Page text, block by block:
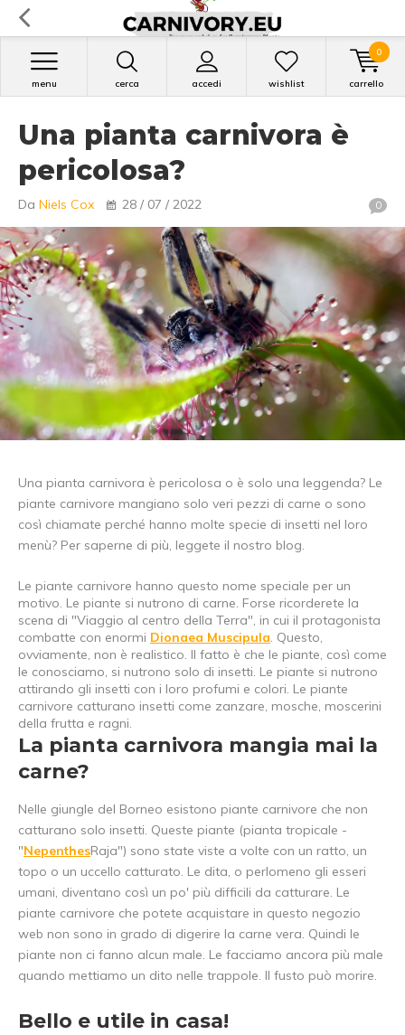
cerca accedi
menu wishlist carrello
0
Una pianta carnivora è
pericolosa?
Da Niels Cox 28 / 07 / 2022 0
Una pianta carnivora è pericolosa o è solo una leggenda? Le
piante carnivore mangiano solo veri pezzi di carne o sono
così chiamate perché hanno molte specie di insetti nel loro
menù? Per saperne di più, leggete il nostro blog.
Le piante carnivore hanno questo nome speciale per un
motivo. Le piante si nutrono di carne. Forse ricorderete la
scena di "Viaggio al centro della Terra", in cui il protagonista
combatte con enormi Dionaea Muscipula. Questo,
ovviamente, non è realistico. Il fatto è che le piante, così come
le conosciamo, si nutrono solo di insetti. Le piante si nutrono
attirando gli insetti con i loro profumi e colori. Le piante
carnivore catturano insetti come zanzare, mosche, moscerini
della frutta e ragni.
La pianta carnivora mangia mai la
carne?
Nelle giungle del Borneo esistono piante carnivore che non
catturano solo insetti. Queste piante (pianta tropicale -
"NepenthesRaja") sono state viste a volte con un ratto, un
topo o un uccello catturato. Le dita, o perlomeno gli esseri
umani, diventano così un po' più difficili da catturare. Le
piante carnivore che potete acquistare in questo negozio
web non sono in grado di digerire la carne vera. Quindi le
piante non ci fanno alcun male. Le facciamo ancora più male
quando mettiamo un dito nelle trappole. Il fusto può morire.
Bello e utile in casa!